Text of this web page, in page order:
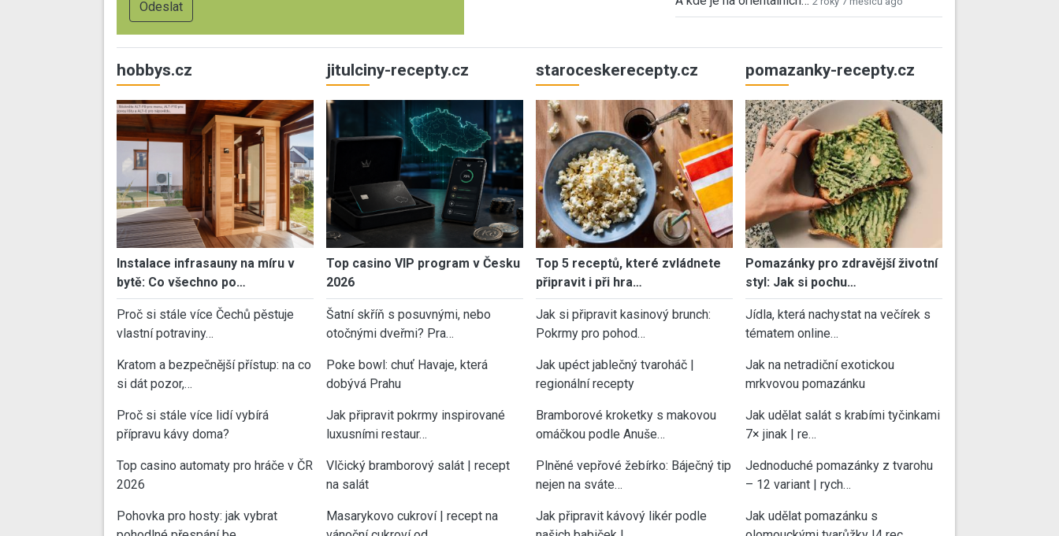
hobbys.cz
Instalace infrasauny na míru v
bytě: Co všechno po…
Proč si stále více Čechů pěstuje
vlastní potraviny…
Kratom a bezpečnější přístup: na co
si dát pozor,…
Proč si stále více lidí vybírá
přípravu kávy doma?
Top casino automaty pro hráče v ČR
2026
Pohovka pro hosty: jak vybrat
jitulciny-recepty.cz
Top casino VIP program v Česku
2026
Šatní skříň s posuvnými, nebo
otočnými dveřmi? Pra…
Poke bowl: chuť Havaje, která
dobývá Prahu
Jak připravit pokrmy inspirované
luxusními restaur…
Vlčický bramborový salát | recept
na salát
Masarykovo cukroví | recept na
staroceskerecepty.cz
Top 5 receptů, které zvládnete
připravit i při hra…
Jak si připravit kasinový brunch:
Pokrmy pro pohod…
Jak upéct jablečný tvaroháč |
regionální recepty
Bramborové kroketky s makovou
omáčkou podle Anuše…
Plněné vepřové žebírko: Báječný tip
nejen na sváte…
Jak připravit kávový likér podle
pomazanky-recepty.cz
Pomazánky pro zdravější životní
styl: Jak si pochu…
Jídla, která nachystat na večírek s
tématem online…
Jak na netradiční exotickou
mrkvovou pomazánku
Jak udělat salát s krabími tyčinkami
7× jinak | re…
Jednoduché pomazánky z tvarohu
– 12 variant | rych…
Jak udělat pomazánku s